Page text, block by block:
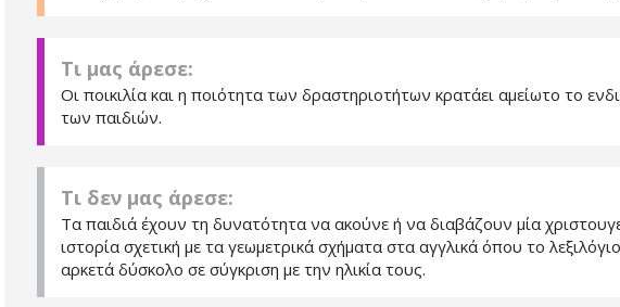
Τι μας άρεσε:
Οι ποικιλία και η ποιότητα των δραστηριοτήτων κρατάει αμείωτο το
των παιδιών.
Τι δεν μας άρεσε:
Τα παιδιά έχουν τη δυνατότητα να ακούνε ή να διαβάζουν μία
ιστορία σχετική με τα γεωμετρικά σχήματα στα αγγλικά όπου το
αρκετά δύσκολο σε σύγκριση με την ηλικία τους.